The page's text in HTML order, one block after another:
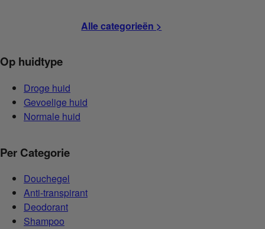
Alle categorieën >
Op huidtype
Droge huid
Gevoelige huid
Normale huid
Per Categorie
Douchegel
Anti-transpirant
Deodorant
Shampoo